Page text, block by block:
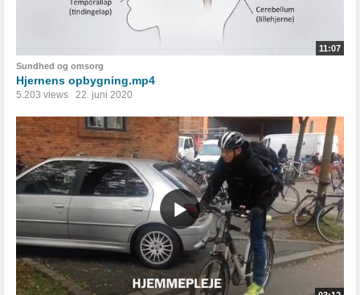
11:07
Sundhed og omsorg
Hjernens opbygning.mp4
5.203 views 22. juni 2020